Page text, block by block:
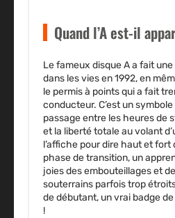
Quand l’A est-il
Le fameux disque A a fait
dans les vies en 1992, en
le permis à points qui a fait
conducteur. C’est un
passage entre les heures de
et la liberté totale au volant
l’affiche pour dire haut et fort
phase de transition, un
joies des embouteillages et
souterrains parfois trop
de débutant, un vrai badge
!